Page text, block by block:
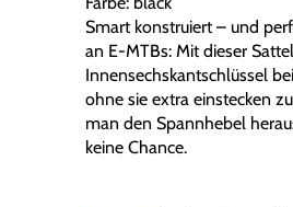
Smart konstruiert – und
an E-MTBs: Mit dieser
Innensechskantschlüssel
ohne sie extra einstecken
man den Spannhebel
keine Chance.